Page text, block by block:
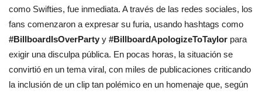
como Swifties, fue inmediata. A través de las redes sociales, los
fans comenzaron a expresar su furia, usando hashtags como
#BillboardIsOverParty y #BillboardApologizeToTaylor para
exigir una disculpa pública. En pocas horas, la situación se
convirtió en un tema viral, con miles de publicaciones criticando
la inclusión de un clip tan polémico en un homenaje que, según